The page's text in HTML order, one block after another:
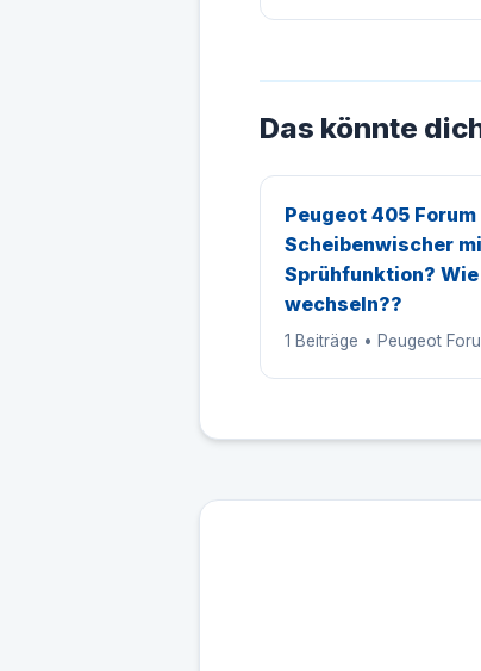
Das könnte
Peugeot 405 Forum
Scheibenwischer
Sprühfunktion? Wie
wechseln??
1 Beiträge • Peugeot